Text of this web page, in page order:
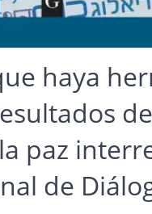
haya
paz
de